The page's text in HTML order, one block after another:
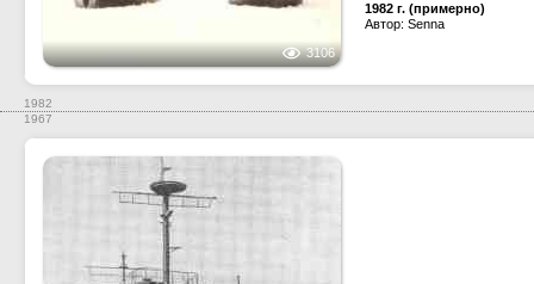
3106
1982 г. (примерно)
Автор: Senna
1982
1967